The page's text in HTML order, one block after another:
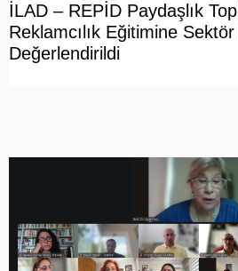
İLAD – REPİD Paydaşlık
Reklamcılık Eğitimine Sektör
Değerlendirildi